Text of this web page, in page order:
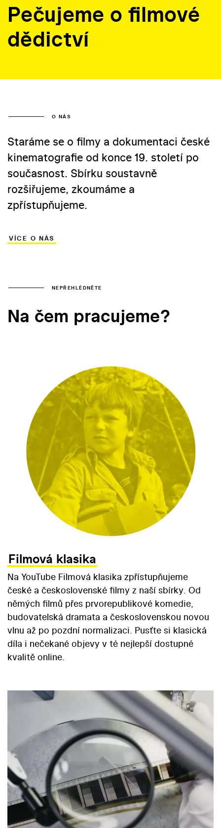
Pečujeme o filmové
dědictví
O NÁS
Staráme se o filmy a dokumentaci české
kinematografie od konce 19. století po
současnost. Sbírku soustavně
rozšiřujeme, zkoumáme a
zpřístupňujeme.
VÍCE O NÁS
NEPŘEHLÉDNĚTE
Na čem pracujeme?
Filmová klasika
Na YouTube Filmová klasika zpřístupňujeme
české a československé filmy z naší sbírky. Od
němých filmů přes prvorepublikové komedie,
budovatelská dramata a československou novou
vlnu až po pozdní normalizaci. Pusťte si klasická
díla i nečekané objevy v té nejlepší dostupné
kvalitě online.